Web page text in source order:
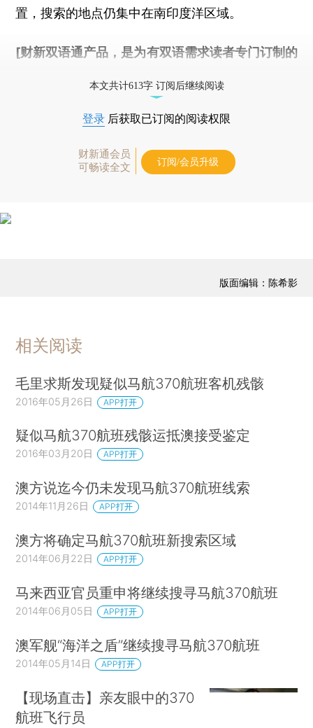
置，搜索的地点仍集中在南印度洋区域。
[财新双语通产品，是为有双语需求读者专门订制的
本文共计613字 订阅后继续阅读
登录 后获取已订阅的阅读权限
财新通会员
可畅读全文
订阅/会员升级
版面编辑：陈希影
相关阅读
毛里求斯发现疑似马航370航班客机残骸
2016年05月26日 APP打开
疑似马航370航班残骸运抵澳接受鉴定
2016年03月20日 APP打开
澳方说迄今仍未发现马航370航班线索
2014年11月26日 APP打开
澳方将确定马航370航班新搜索区域
2014年06月22日 APP打开
马来西亚官员重申将继续搜寻马航370航班
2014年06月05日 APP打开
澳军舰“海洋之盾”继续搜寻马航370航班
2014年05月14日 APP打开
【现场直击】亲友眼中的370
航班飞行员